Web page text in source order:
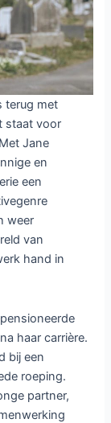
terug met
staat voor
Jane
en
een
weer
van
hand in
haar carrière.
bij een
roeping.
partner,